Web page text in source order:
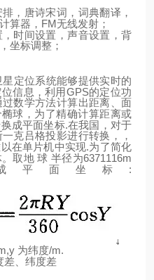
，唐诗宋词，词典翻译，
算器， FM无线发射；
时间设置，声音设置，背
坐标调整；
星定位系统能够提供实时的
信息，利用GPS的定位功
数学方法计算出距离、面
椭球，为了精确计算距离或
成平面坐标.在我国，对于
克吕格投影进行转换，，
在单片机中实现.为了简化
取地 球 半径为6371116m
平面坐标 :
为纬度/m.
差、纬度差